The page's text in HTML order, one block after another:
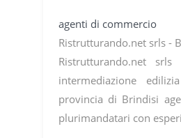
agenti di commercio
Ristrutturando.net srls -
Ristrutturando.net
intermediazione
provincia di Brindisi
plurimandatari con